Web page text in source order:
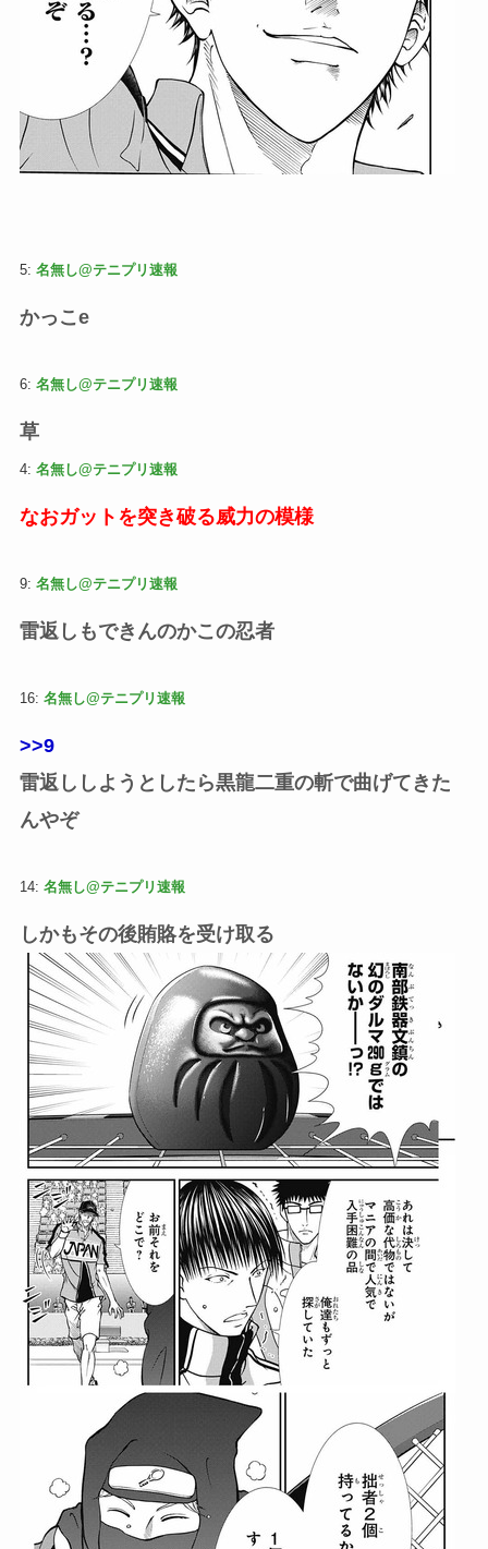
5: 名無し@テニプリ速報
かっこe
6: 名無し@テニプリ速報
草
4: 名無し@テニプリ速報
なおガットを突き破る威力の模様
9: 名無し@テニプリ速報
雷返しもできんのかこの忍者
16: 名無し@テニプリ速報
>>9
雷返ししようとしたら黒龍二重の斬で曲げてきた
んやぞ
14: 名無し@テニプリ速報
しかもその後賄賂を受け取る